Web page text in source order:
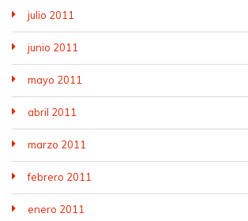
julio 2011
junio 2011
mayo 2011
abril 2011
marzo 2011
febrero 2011
enero 2011